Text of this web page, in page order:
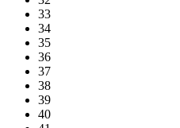
33
34
35
36
37
38
39
40